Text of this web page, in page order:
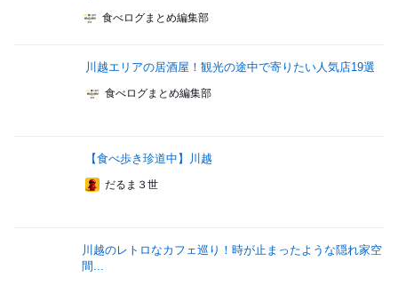
食べログまとめ編集部
川越エリアの居酒屋！観光の途中で寄りたい人気店19選
食べログまとめ編集部
【食べ歩き珍道中】川越
だるま３世
川越のレトロなカフェ巡り！時が止まったような隠れ家空
間...